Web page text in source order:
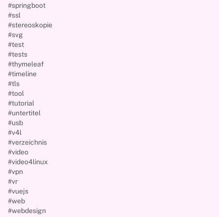
#springboot
#ssl
#stereoskopie
#svg
#test
#tests
#thymeleaf
#timeline
#tls
#tool
#tutorial
#untertitel
#usb
#v4l
#verzeichnis
#video
#video4linux
#vpn
#vr
#vuejs
#web
#webdesign